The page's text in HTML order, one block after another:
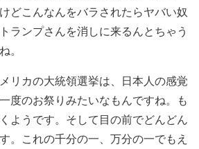
どこんなんをバラされたらヤバい奴
ランプさんを消しに来るんとちゃう
。
リカの大統領選挙は、日本人の感覚
度のお祭りみたいなもんですね。も
ようです。そして目の前でどんどん
。これの千分の一、万分の一でもえ